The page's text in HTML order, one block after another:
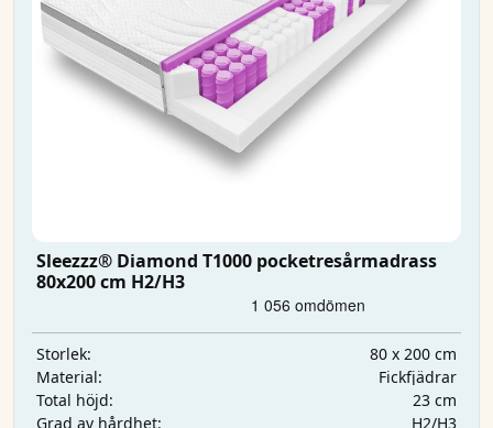
Sleezzz® Diamond T1000 pocketresårmadrass
80x200 cm H2/H3
Storlek:
80 x 200 cm
Material:
Fickfjädrar
Total höjd:
23 cm
Grad av hårdhet:
H2/H3